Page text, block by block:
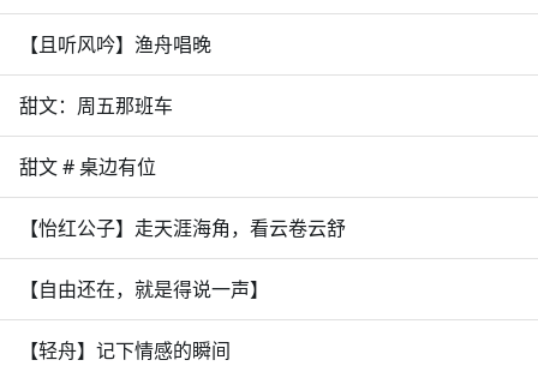
【且听风吟】渔舟唱晚
甜文：周五那班车
甜文 # 桌边有位
【怡红公子】走天涯海角，看云卷云舒
【自由还在，就是得说一声】
【轻舟】记下情感的瞬间